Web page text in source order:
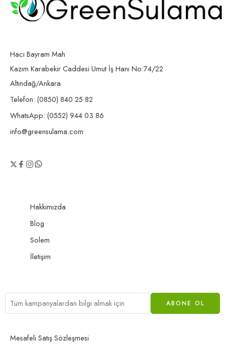
Hacı Bayram Mah
Kazım Karabekir Caddesi Umut İş Hanı No:74/22
Altındağ/Ankara
Telefon: (0850) 840 25 82
WhatsApp: (0552) 944 03 86
info@greensulama.com
Hakkımızda
Blog
Solem
İletişim
Mesafeli Satış Sözleşmesi